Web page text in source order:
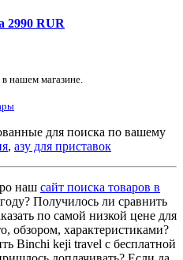
2990 RUR
нашем магазине.
для поиска по вашему
, азу для приставок
наш сайт поиска товаров в
Получилось ли сравнить
по самой низкой цене для
обзором, характеристиками?
Binchi keji travel с бесплатной